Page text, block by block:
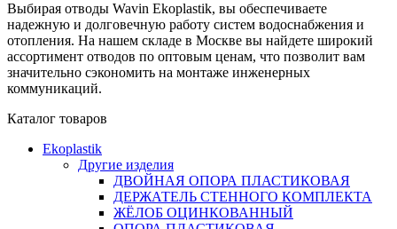
Выбирая отводы Wavin Ekoplastik, вы обеспечиваете
надежную и долговечную работу систем водоснабжения и
отопления. На нашем складе в Москве вы найдете широкий
ассортимент отводов по оптовым ценам, что позволит вам
значительно сэкономить на монтаже инженерных
коммуникаций.
Каталог товаров
Ekoplastik
Другие изделия
ДВОЙНАЯ ОПОРА ПЛАСТИКОВАЯ
ДЕРЖАТЕЛЬ СТЕННОГО КОМПЛЕКТА
ЖЁЛОБ ОЦИНКОВАННЫЙ